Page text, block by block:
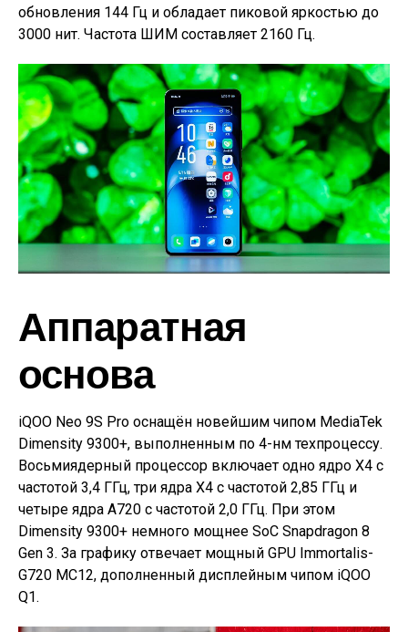
обновления 144 Гц и обладает пиковой яркостью до
3000 нит. Частота ШИМ составляет 2160 Гц.
Аппаратная
основа
iQOO Neo 9S Pro оснащён новейшим чипом MediaTek
Dimensity 9300+, выполненным по 4-нм техпроцессу.
Восьмиядерный процессор включает одно ядро X4 с
частотой 3,4 ГГц, три ядра X4 с частотой 2,85 ГГц и
четыре ядра A720 с частотой 2,0 ГГц. При этом
Dimensity 9300+ немного мощнее SoC Snapdragon 8
Gen 3. За графику отвечает мощный GPU Immortalis-
G720 MC12, дополненный дисплейным чипом iQOO
Q1.